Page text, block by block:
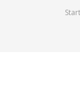
Sie
Start